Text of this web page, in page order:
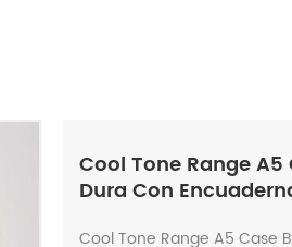
Cool Tone Range
Dura Con
Cool Tone Range A5 Case